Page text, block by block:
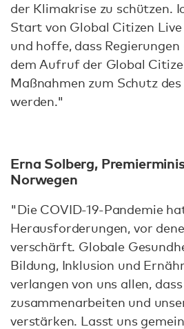
der Klimakrise zu schützen.
Start von Global Citizen
und hoffe, dass
dem Aufruf der Global
Maßnahmen zum Schutz
werden."
Erna Solberg,
Norwegen
"Die COVID-19-Pandemie
Herausforderungen, vor
verschärft. Globale
Bildung, Inklusion und
verlangen von uns allen,
zusammenarbeiten und
verstärken. Lasst uns